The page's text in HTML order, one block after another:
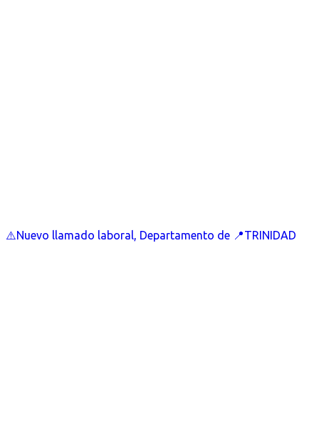
⚠️Nuevo llamado laboral, Departamento de 📍TRINIDAD